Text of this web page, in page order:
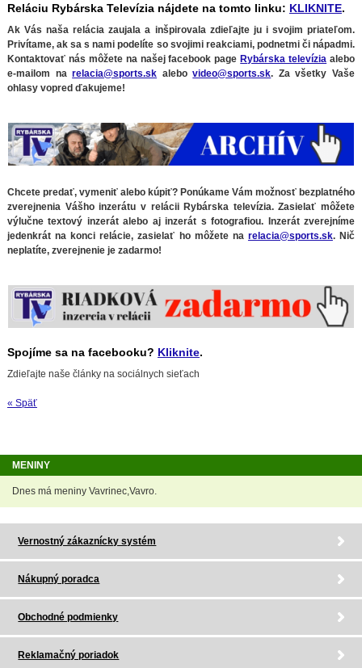
Reláciu Rybárska Televízia nájdete na tomto linku: KLIKNITE.
Ak Vás naša relácia zaujala a inšpirovala zdieľajte ju i svojim priateľom.
Privítame, ak sa s nami podelíte so svojimi reakciami, podnetmi či nápadmi.
Kontaktovať nás môžete na našej facebook pageRybárska televízia alebo
e-mailom narelacia@sports.sk alebovideo@sports.sk. Za všetky Vaše
ohlasy vopred ďakujeme!
Chcete predať, vymeniť alebo kúpiť? Ponúkame Vám možnosť bezplatného
zverejnenia Vášho inzerátu v relácii Rybárska televízia. Zasielať môžete
výlučne textový inzerát alebo aj inzerát s fotografiou. Inzerát zverejníme
jedenkrát na konci relácie, zasielať ho môžete na relacia@sports.sk. Nič
neplatíte, zverejnenie je zadarmo!
Spojíme sa na facebooku? Kliknite.
Zdieľajte naše články na sociálnych sieťach
« Späť
MENINY
Dnes má meniny Vavrinec,Vavro.
Vernostný zákaznícky systém
Nákupný poradca
Obchodné podmienky
Reklamačný poriadok